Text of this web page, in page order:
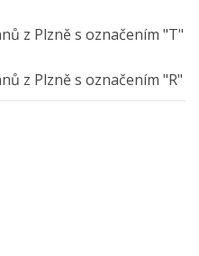
z Plzně s označením "T"
z Plzně s označením "R"